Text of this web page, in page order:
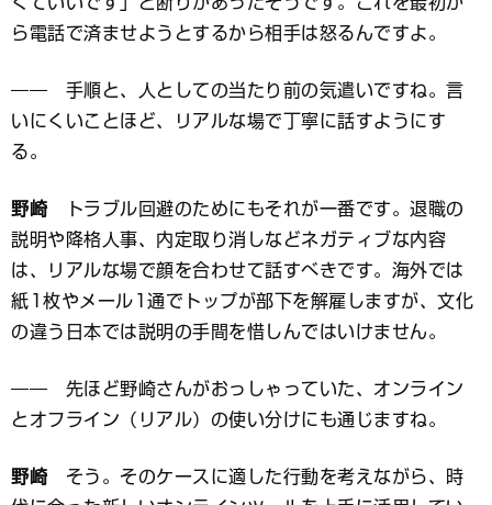
ら電話で済ませようとするから相手は怒るんですよ。
―― 手順と、人としての当たり前の気遣いですね。言
いにくいことほど、リアルな場で丁寧に話すようにす
る。
野崎 トラブル回避のためにもそれが一番です。退職の
説明や降格人事、内定取り消しなどネガティブな内容
は、リアルな場で顔を合わせて話すべきです。海外では
紙1枚やメール1通でトップが部下を解雇しますが、文化
の違う日本では説明の手間を惜しんではいけません。
―― 先ほど野崎さんがおっしゃっていた、オンライン
とオフライン（リアル）の使い分けにも通じますね。
野崎 そう。そのケースに適した行動を考えながら、時